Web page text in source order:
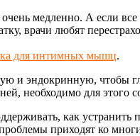
медленно. А если
врачи любят
для интимных мышц.
и эндокринную,
необходимо для этого
как
приходят ко